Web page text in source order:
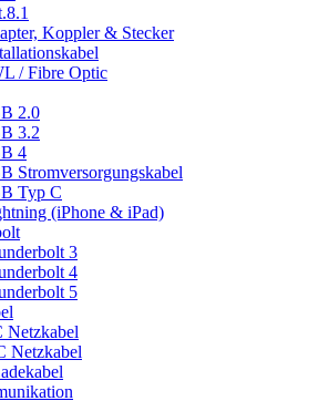
Koppler & Stecker
/ Fibre Optic
2.0
3.2
4
Stromversorgungskabel
Typ C
(iPhone & iPad)
3
4
5
Netzkabel
Netzkabel